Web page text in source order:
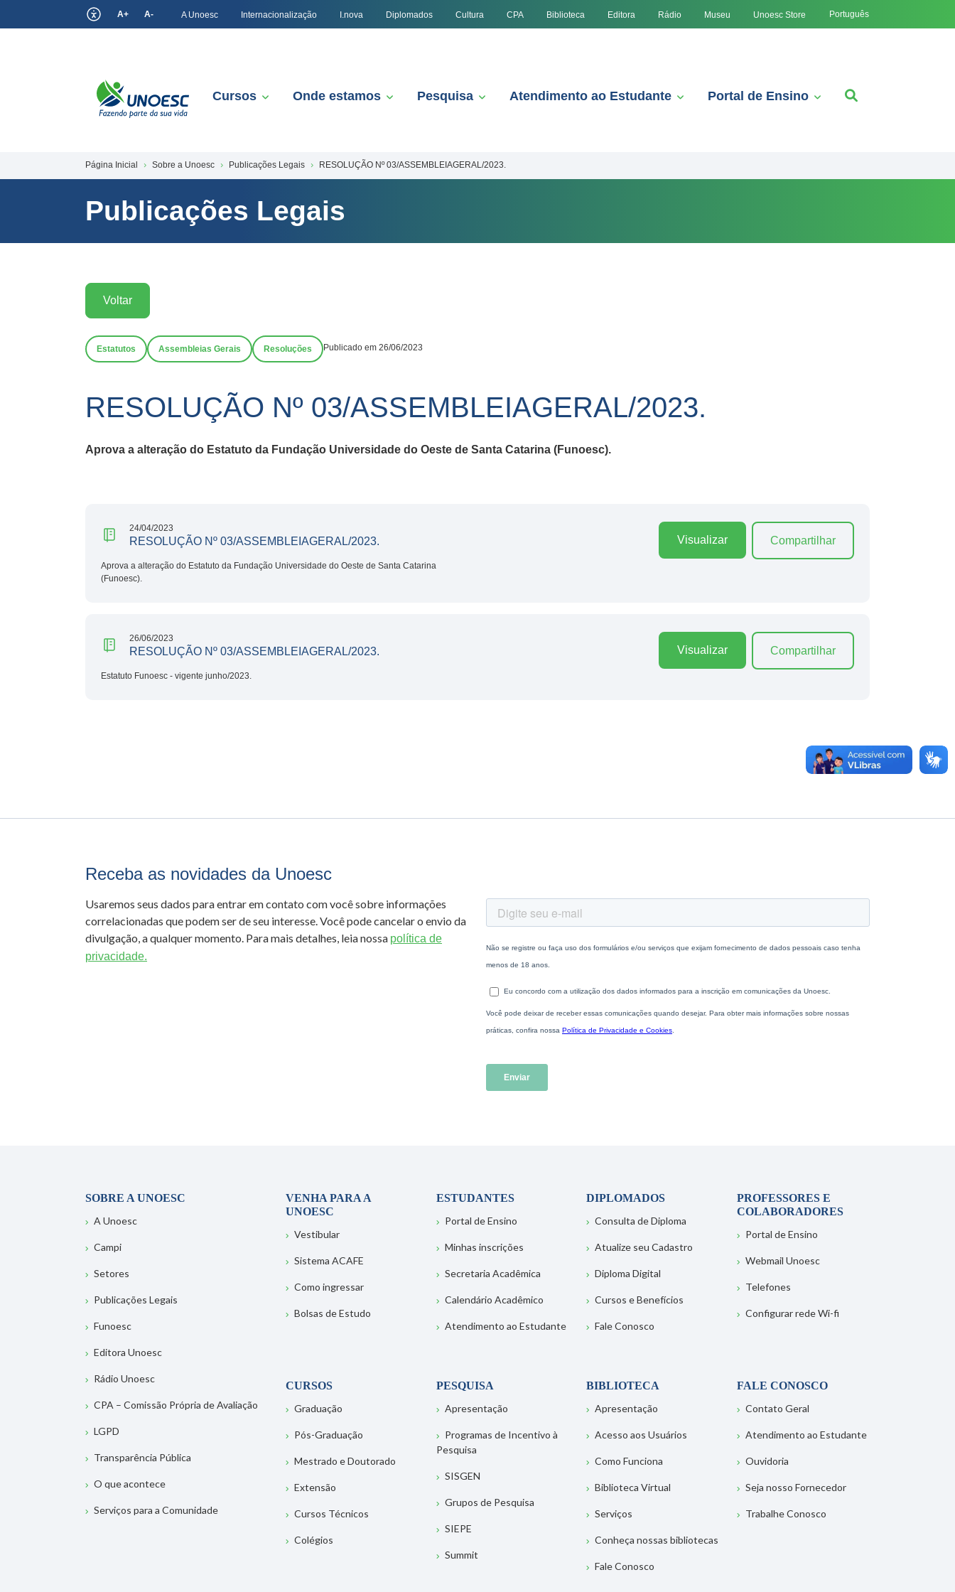
A+ A- A Unoesc Internacionalização I.nova Diplomados Cultura CPA Biblioteca Editora Rádio Museu Unoesc Store Português
Cursos Onde estamos Pesquisa Atendimento ao Estudante Portal de Ensino
Página Inicial Sobre a Unoesc Publicações Legais RESOLUÇÃO Nº 03/ASSEMBLEIAGERAL/2023.
Publicações Legais
Voltar
Estatutos Assembleias Gerais Resoluções Publicado em 26/06/2023
RESOLUÇÃO Nº 03/ASSEMBLEIAGERAL/2023.
Aprova a alteração do Estatuto da Fundação Universidade do Oeste de Santa Catarina (Funoesc).
24/04/2023
RESOLUÇÃO Nº 03/ASSEMBLEIAGERAL/2023.
Aprova a alteração do Estatuto da Fundação Universidade do Oeste de Santa Catarina
(Funoesc).
Visualizar Compartilhar
26/06/2023
RESOLUÇÃO Nº 03/ASSEMBLEIAGERAL/2023.
Estatuto Funoesc - vigente junho/2023.
Visualizar Compartilhar
Receba as novidades da Unoesc
Usaremos seus dados para entrar em contato com você sobre informações
correlacionadas que podem ser de seu interesse. Você pode cancelar o envio da
divulgação, a qualquer momento. Para mais detalhes, leia nossa política de
privacidade.
SOBRE A UNOESC
A Unoesc
Campi
Setores
Publicações Legais
Funoesc
Editora Unoesc
Rádio Unoesc
CPA – Comissão Própria de Avaliação
LGPD
Transparência Pública
O que acontece
Serviços para a Comunidade
VENHA PARA A
UNOESC
Vestibular
Sistema ACAFE
Como ingressar
Bolsas de Estudo
ESTUDANTES
Portal de Ensino
Minhas inscrições
Secretaria Acadêmica
Calendário Acadêmico
Atendimento ao Estudante
DIPLOMADOS
Consulta de Diploma
Atualize seu Cadastro
Diploma Digital
Cursos e Benefícios
Fale Conosco
PROFESSORES E
COLABORADORES
Portal de Ensino
Webmail Unoesc
Telefones
Configurar rede Wi-fi
CURSOS
Graduação
Pós-Graduação
Mestrado e Doutorado
Extensão
Cursos Técnicos
Colégios
PESQUISA
Apresentação
Programas de Incentivo à
Pesquisa
SISGEN
Grupos de Pesquisa
SIEPE
Summit
BIBLIOTECA
Apresentação
Acesso aos Usuários
Como Funciona
Biblioteca Virtual
Serviços
Conheça nossas bibliotecas
Fale Conosco
FALE CONOSCO
Contato Geral
Atendimento ao Estudante
Ouvidoria
Seja nosso Fornecedor
Trabalhe Conosco